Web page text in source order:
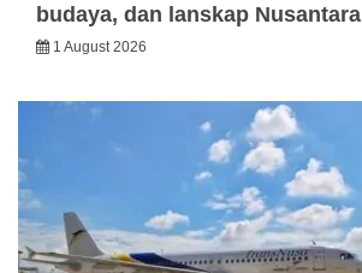
budaya, dan lanskap Nusantara
1 August 2026